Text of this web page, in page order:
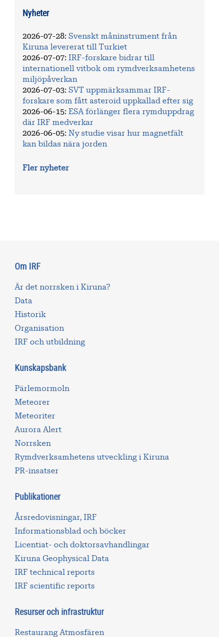
Nyheter
2026-07-28: Svenskt måninstrument från
Kiruna levererat till Turkiet
2026-07-07: IRF-forskare bidrar till
internationell vitbok om rymdverksamhetens
miljöpåverkan
2026-07-03: SVT uppmärksammar IRF-
forskare som fått asteroid uppkallad efter sig
2026-06-15: ESA förlänger flera rymduppdrag
där IRF medverkar
2026-06-05: Ny studie visar hur magnetfält
kan bildas nära jorden
Fler nyheter
Om IRF
Är det norrsken i Kiruna?
Data
Historik
Organisation
IRF och utbildning
Kunskapsbank
Pärlemormoln
Meteorer
Meteoriter
Aurora Alert
Norrsken
Rymdverksamhetens utveckling i Kiruna
PR-insatser
Publikationer
Årsredovisningar, IRF
Informationsblad och böcker
Licentiat- och doktorsavhandlingar
Kiruna Geophysical Data
IRF technical reports
IRF scientific reports
Resurser och infrastruktur
Restaurang Atmosfären